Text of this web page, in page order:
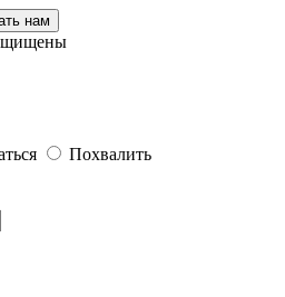
нам
Похвалить